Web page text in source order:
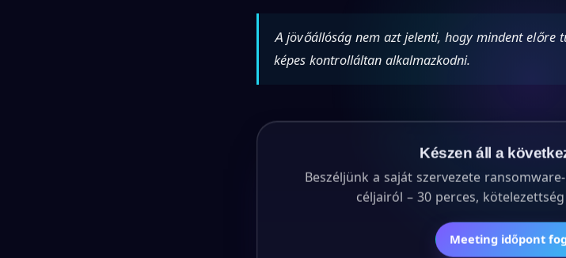
A jövőállóság nem azt jelenti, hogy mindent előre
képes kontrolláltan alkalmazkodni.
Készen áll a
Beszéljünk a saját szervezete
céljairól – 30 perces,
Meeting időpont